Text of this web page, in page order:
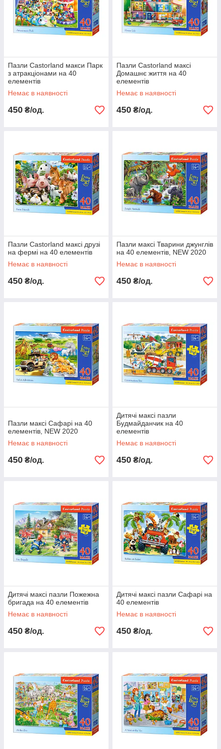
Пазли Castorland макси Парк
з атракціонами на 40
елементів
Немає в наявності
450 ₴/од.
Пазли Castorland максі
Домашнє життя на 40
елементів
Немає в наявності
450 ₴/од.
Пазли Castorland максі друзі
на фермі на 40 елементів
Немає в наявності
450 ₴/од.
Пазли максі Тварини джунглів
на 40 елементів, NEW 2020
Немає в наявності
450 ₴/од.
Пазли максі Сафарі на 40
елементів, NEW 2020
Немає в наявності
450 ₴/од.
Дитячі максі пазли
Будмайданчик на 40
елементів
Немає в наявності
450 ₴/од.
Дитячі максі пазли Пожежна
бригада на 40 елементів
Немає в наявності
450 ₴/од.
Дитячі максі пазли Сафарі на
40 елементів
Немає в наявності
450 ₴/од.